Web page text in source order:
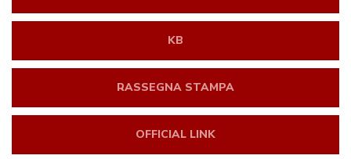
KB
RASSEGNA STAMPA
OFFICIAL LINK